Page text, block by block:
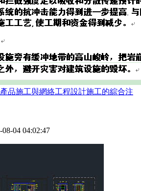
品施工與網絡工程設計施工的綜合注
04 04:02:47